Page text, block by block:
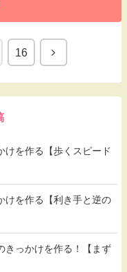
16
けを作る【歩くスピード
けを作る【利き手と逆の
きっかけを作る！【まず